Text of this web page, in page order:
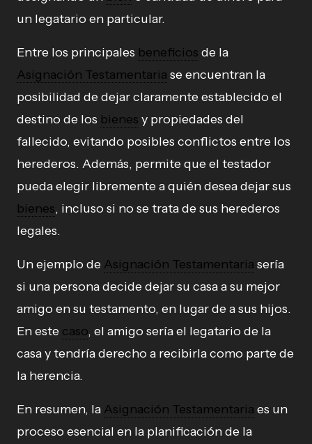
un legatario en particular.
Entre los principales beneficios de la
Asignación Testamentaria se encuentran la
posibilidad de dejar claramente establecido el
destino de los bienes y propiedades del
fallecido, evitando posibles conflictos entre los
herederos. Además, permite que el testador
pueda elegir libremente a quién desea dejar sus
bienes, incluso si no se trata de sus herederos
legales.
Un ejemplo de Asignación Testamentaria sería
si una persona decide dejar su casa a su mejor
amigo en su testamento, en lugar de a sus hijos.
En este caso, el amigo sería el legatario de la
casa y tendría derecho a recibirla como parte de
la herencia.
En resumen, la Asignación Testamentaria es un
proceso esencial en la planificación de la